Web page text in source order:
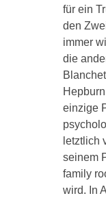
für ein
den
immer
die
einzige
letztlich
seinem
family
wird. In